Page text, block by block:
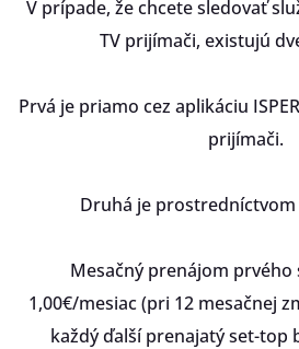
V prípade, že chcete sledovať
TV prijímači, existujú
Prvá je priamo cez aplikáciu
prijímači.
Druhá je
Mesačný prenájom
1,00€/mesiac (pri 12 mesačnej
každý ďalší prenajatý set-top